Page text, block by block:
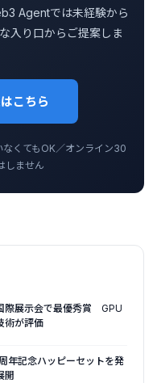
Agentでは未経験から
入り口からご提案しま
こちら
くてもOK／オンライン30
しません
際展示会で最優秀賞 GPU
術が評価
年記念ハッピーセットを発
開